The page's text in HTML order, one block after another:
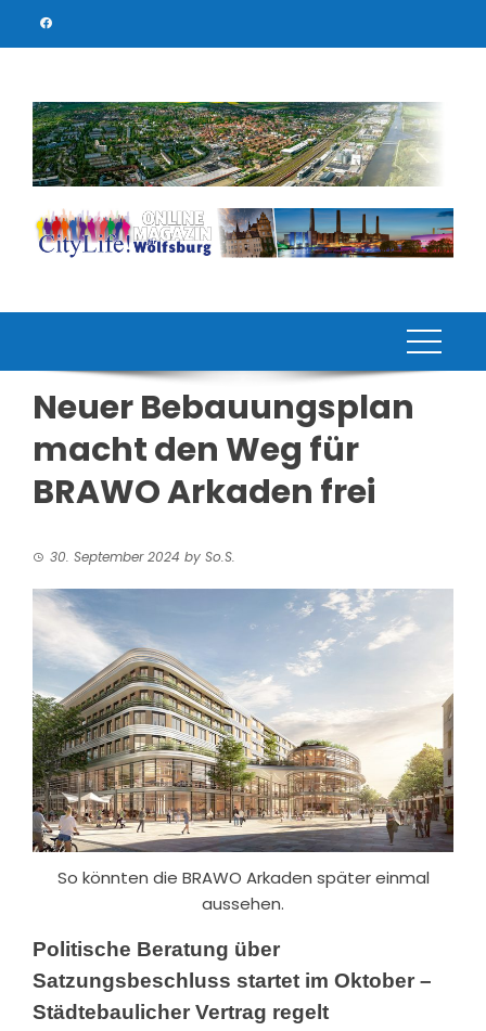
Neuer Bebauungsplan
macht den Weg für
BRAWO Arkaden frei
30. September 2024 by So.S.
So könnten die BRAWO Arkaden später einmal
aussehen.
Politische Beratung über
Satzungsbeschluss startet im Oktober –
Städtebaulicher Vertrag regelt